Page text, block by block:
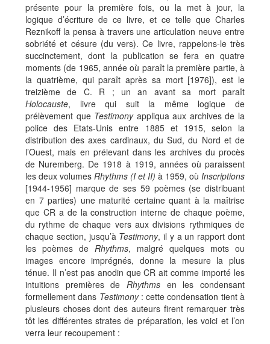
présente pour la première fois, ou la met à jour, la
logique d’écriture de ce livre, et ce telle que Charles
Reznikoff la pensa à travers une articulation neuve entre
sobriété et césure (du vers). Ce livre, rappelons-le très
succinctement, dont la publication se fera en quatre
moments (de 1965, année où paraît la première partie, à
la quatrième, qui paraît après sa mort [1976]), est le
treizième de C. R ; un an avant sa mort paraît
Holocauste, livre qui suit la même logique de
prélèvement que Testimonyappliqua aux archives de la
police des Etats-Unis entre 1885 et 1915, selon la
distribution des axes cardinaux, du Sud, du Nord et de
l’Ouest, mais en prélevant dans les archives du procès
de Nuremberg. De 1918 à 1919, années où paraissent
les deux volumes Rhythms (I et II) à 1959, où Inscriptions
[1944-1956] marque de ses 59 poèmes (se distribuant
en 7 parties) une maturité certaine quant à la maîtrise
que CR a de la construction interne de chaque poème,
du rythme de chaque vers aux divisions rythmiques de
chaque section, jusqu’à Testimony, il y a un rapport dont
les poèmes de Rhythms, malgré quelques mots ou
images encore imprégnés, donne la mesure la plus
ténue. Il n’est pas anodin que CR ait comme importé les
intuitions premières de Rhythms en les condensant
formellement dans Testimony: cette condensation tient à
plusieurs choses dont des auteurs firent remarquer très
tôt les différentes strates de préparation, les voici et l’on
verra leur recoupement :